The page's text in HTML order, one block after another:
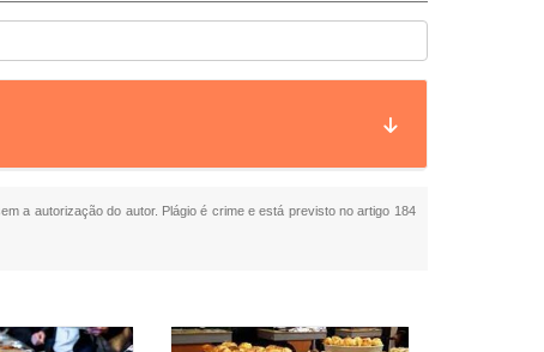
a autorização do autor. Plágio é crime e está previsto no artigo 184